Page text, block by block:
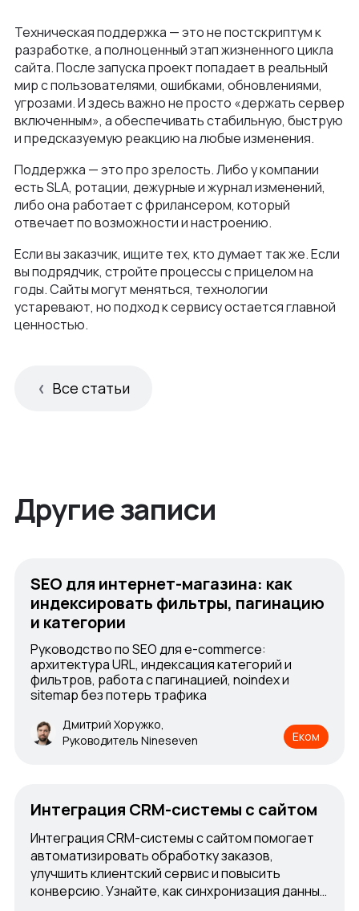
Техническая поддержка — это не постскриптум к
разработке, а полноценный этап жизненного цикла
сайта. После запуска проект попадает в реальный
мир с пользователями, ошибками, обновлениями,
угрозами. И здесь важно не просто «держать сервер
включенным», а обеспечивать стабильную, быструю
и предсказуемую реакцию на любые изменения.
Поддержка — это про зрелость. Либо у компании
есть SLA, ротации, дежурные и журнал изменений,
либо она работает с фрилансером, который
отвечает по возможности и настроению.
Если вы заказчик, ищите тех, кто думает так же. Если
вы подрядчик, стройте процессы с прицелом на
годы. Сайты могут меняться, технологии
устаревают, но подход к сервису остается главной
ценностью.
Все статьи
Другие записи
SEO для интернет-магазина: как
индексировать фильтры, пагинацию
и категории
Руководство по SEO для e-commerce:
архитектура URL, индексация категорий и
фильтров, работа с пагинацией, noindex и
sitemap без потерь трафика
Дмитрий Хоружко,
Руководитель Nineseven
Еком
Интеграция CRM-системы с сайтом
Интеграция CRM-системы с сайтом помогает
автоматизировать обработку заказов,
улучшить клиентский сервис и повысить
конверсию. Узнайте, как синхронизация данных